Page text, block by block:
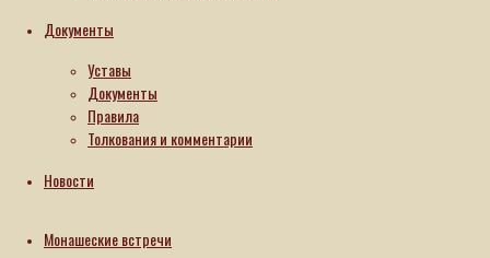
Документы
Уставы
Документы
Правила
Толкования и комментарии
Новости
Монашеские встречи